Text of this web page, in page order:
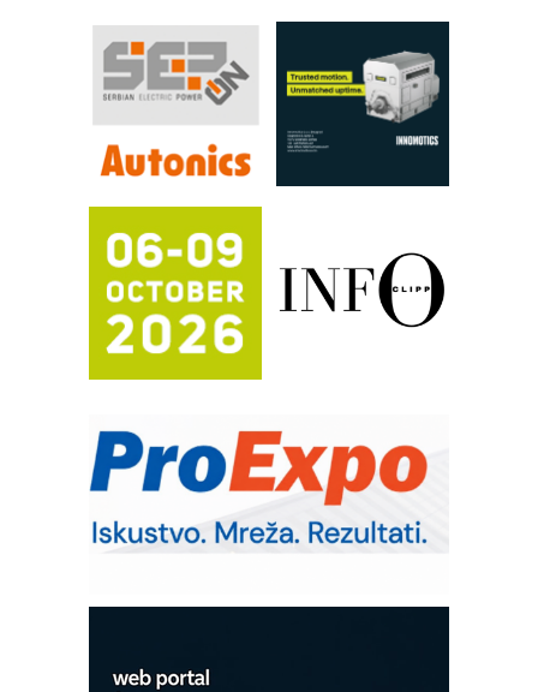
Efikasno upravljanje energijom
Automatizacija pakovanja · Display
(Shelf-Ready) omotnice
Proizvodnja iC7 Hybrid 1500 VDC
mrežnog pretvarača sa tečnim
hlađenjem
Trajna oznaka kao dugoročna korist
Bezbednost na prvom mestu!
IB BLUMENAUER - više od 40 godina
poverenja u industriji
COMBYPACK
– Pametna signalizacija za efikasnije
upravljanje mašinama
Sigurnije ispitivanje transformatora u
solarnim elektranama i vetroparkovima
Pranje točkova na gradilištu- standard
ROSA i SCHUNK podižu proizvodnju
Detekcija različitih oblika